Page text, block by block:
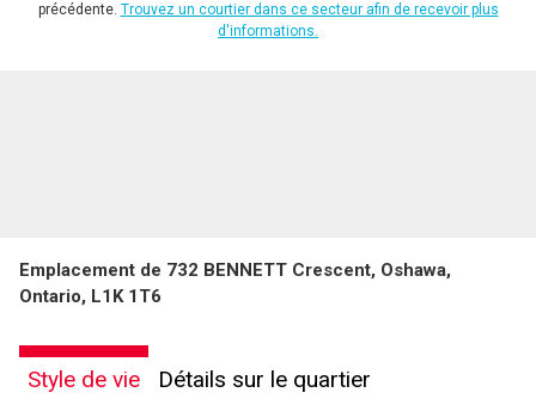
précédente. Trouvez un courtier dans ce secteur afin de recevoir plus
d'informations.
Emplacement de 732 BENNETT Crescent, Oshawa,
Ontario, L1K 1T6
Style de vie Détails sur le quartier